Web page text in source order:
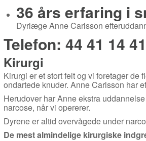
36 års erfaring i
Dyrlæge Anne Carlsson
Telefon: 44 41 14 41
Kirurgi
Kirurgi er et stort felt og vi foretager
ondartede knuder. Anne Carlsson har
Herudover har Anne ekstra
narcose, når vi opererer.
Dyrene er altid overvågede under
De mest almindelige kirurgiske